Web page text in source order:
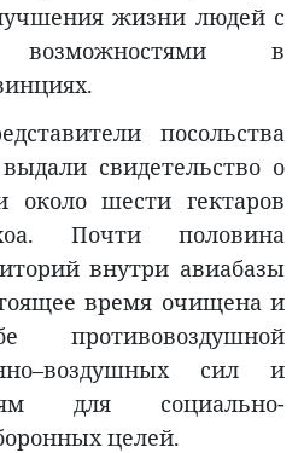
жизни людей с
возможностями в
посольства
свидетельство о
около шести гектаров
Почти половина
внутри авиабазы
время очищена и
противовоздушной
сил и
для социально-
целей.